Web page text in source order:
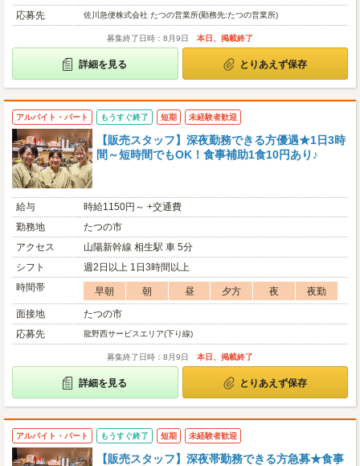
応募先
佐川急便株式会社 たつの営業所(勤務先:たつの営業所)
募集終了日時：8月9日 本日、掲載終了
詳細を見る とりあえず保存
アルバイト・パート もうすぐ終了 短期 未経験者歓迎
【販売スタッフ】深夜勤務できる方優遇★1日3時
間～短時間でもOK！食事補助1食10円あり♪
給与
時給1150円～ +交通費
勤務地
たつの市
アクセス
山陽新幹線 相生駅 車 5分
シフト
週2日以上 1日3時間以上
時間帯
早朝 朝 昼 夕方 夜
夜勤
面接地
たつの市
応募先
龍野西サービスエリア(下り線)
募集終了日時：8月9日 本日、掲載終了
詳細を見る とりあえず保存
アルバイト・パート もうすぐ終了 短期 未経験者歓迎
【販売スタッフ】深夜帯勤務できる方急募★食事